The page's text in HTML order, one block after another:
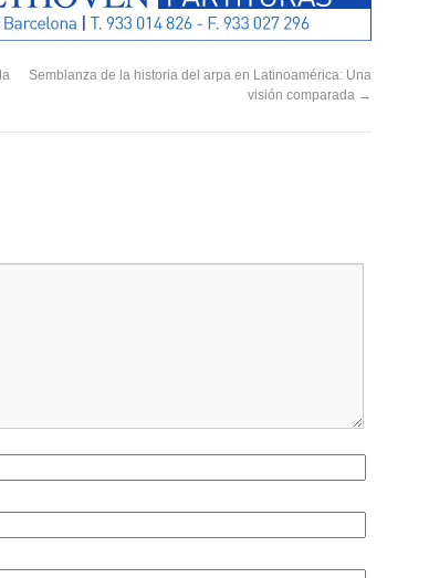
Semblanza de la historia del arpa en Latinoamérica: Una
visión comparada →